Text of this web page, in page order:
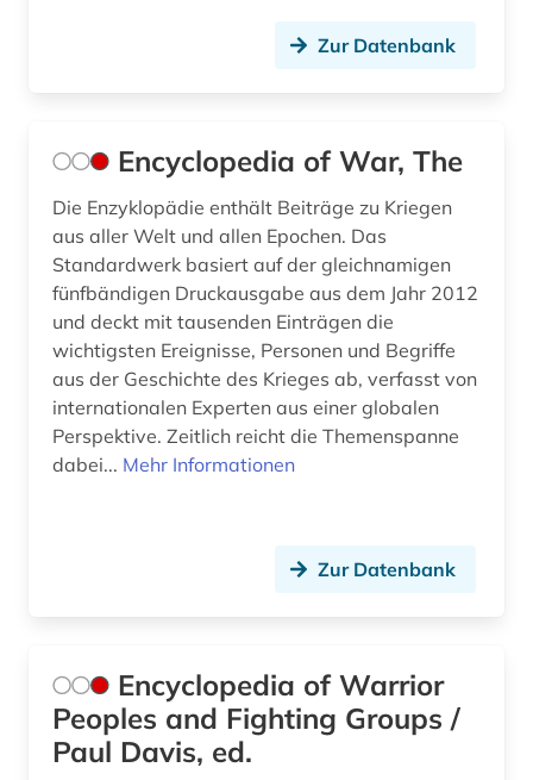
virtuelle ausstellung (1)
waffensystem (1)
website (1)
weltkrieg (1)
weltkrieg &lt;1939-1945&gt; (1)
wirtschaft (3)
zeitschriftenaufsatz (1)
zeitung (1)
Zur Datenbank
Encyclopedia of War, The
Die Enzyklopädie enthält Beiträge zu Kriegen
aus aller Welt und allen Epochen. Das
Standardwerk basiert auf der gleichnamigen
fünfbändigen Druckausgabe aus dem Jahr 2012
und deckt mit tausenden Einträgen die
wichtigsten Ereignisse, Personen und Begriffe
aus der Geschichte des Krieges ab, verfasst von
internationalen Experten aus einer globalen
Perspektive. Zeitlich reicht die Themenspanne
dabei... Mehr Informationen
Zur Datenbank
Encyclopedia of Warrior
Peoples and Fighting Groups /
Paul Davis, ed.